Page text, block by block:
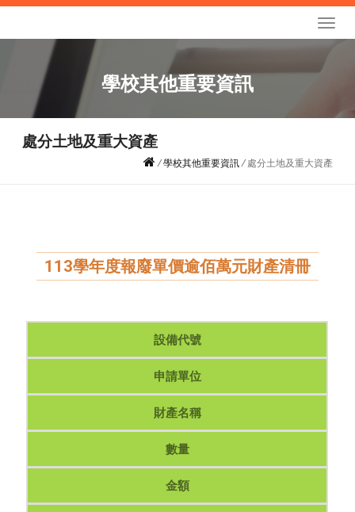
學校其他重要資訊
處分土地及重大資產
/學校其他重要資訊/處分土地及重大資產
113學年度報廢單價逾佰萬元財產清冊
設備代號
申請單位
財產名稱
數量
金額